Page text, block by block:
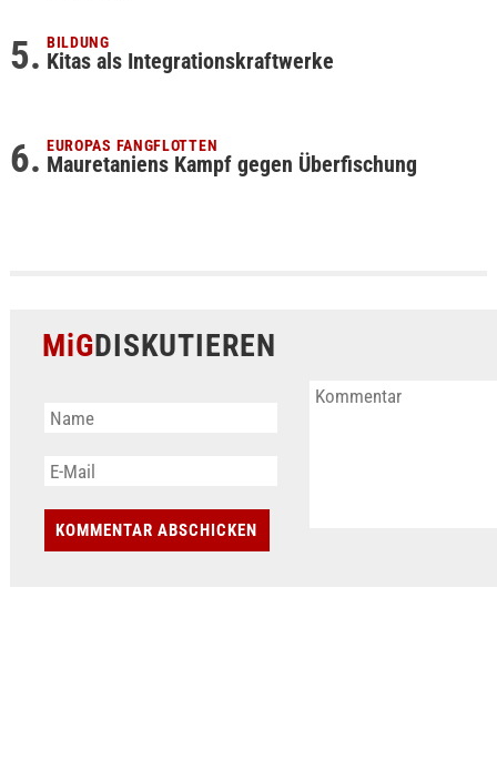
BILDUNG
Kitas als Integrationskraftwerke
EUROPAS FANGFLOTTEN
Mauretaniens Kampf gegen Überfischung
MiGDISKUTIEREN